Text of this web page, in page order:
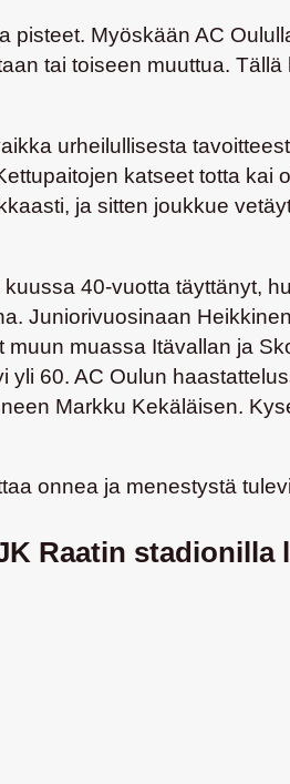
Myöskään AC
tai toiseen muuttua.
urheilullisesta
katseet totta kai
ja sitten joukkue
40-vuotta täyttänyt,
Juniorivuosinaan
muassa Itävallan ja
60. AC Oulun
Markku Kekäläisen.
onnea ja menestystä
Raatin stadionilla